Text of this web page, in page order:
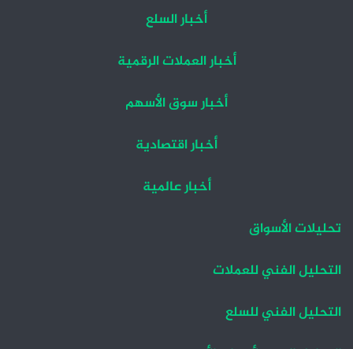
أخبار السلع
أخبار العملات الرقمية
أخبار سوق الأسهم
أخبار اقتصادية
أخبار عالمية
تحليلات الأسواق
التحليل الفني للعملات
التحليل الفني للسلع